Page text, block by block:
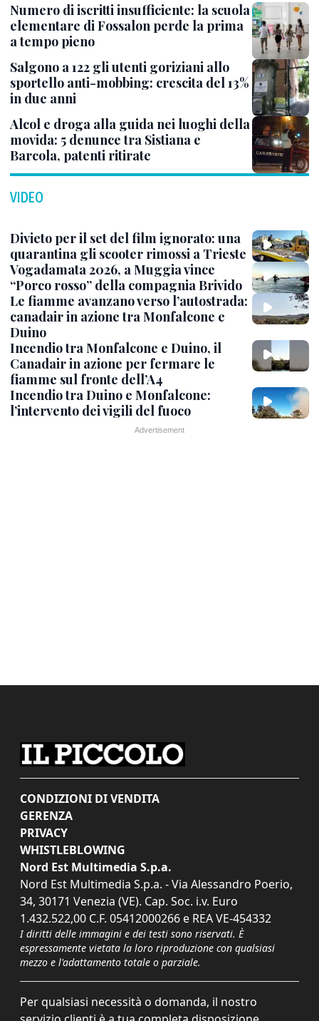
Numero di iscritti insufficiente: la scuola
elementare di Fossalon perde la prima
a tempo pieno
Salgono a 122 gli utenti goriziani allo
sportello anti-mobbing: crescita del 13%
in due anni
Alcol e droga alla guida nei luoghi della
movida: 5 denunce tra Sistiana e
Barcola, patenti ritirate
VIDEO
Divieto per il set del film ignorato: una
quarantina gli scooter rimossi a Trieste
Vogadamata 2026, a Muggia vince
“Porco rosso” della compagnia Brivido
Le fiamme avanzano verso l’autostrada:
canadair in azione tra Monfalcone e
Duino
Incendio tra Monfalcone e Duino, il
Canadair in azione per fermare le
fiamme sul fronte dell’A4
Incendio tra Duino e Monfalcone:
l’intervento dei vigili del fuoco
CONDIZIONI DI VENDITA
GERENZA
PRIVACY
WHISTLEBLOWING
Nord Est Multimedia S.p.a.
Nord Est Multimedia S.p.a. - Via Alessandro Poerio,
34, 30171 Venezia (VE). Cap. Soc. i.v. Euro
1.432.522,00 C.F. 05412000266 e REA VE-454332
I diritti delle immagini e dei testi sono riservati. È
espressamente vietata la loro riproduzione con qualsiasi
mezzo e l'adattamento totale o parziale.
Per qualsiasi necessità o domanda, il nostro